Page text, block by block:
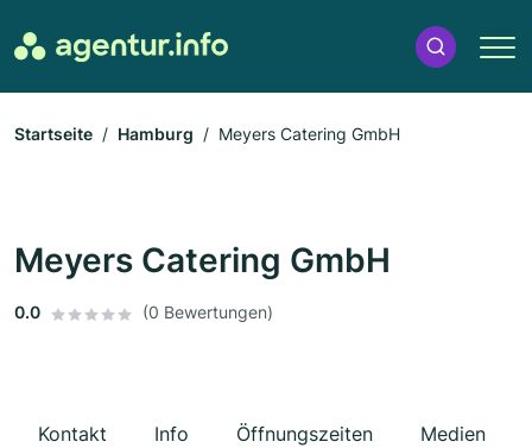
Startseite Hamburg Meyers Catering GmbH
Meyers Catering GmbH
0.0 (0 Bewertungen)
Kontakt Info Öffnungszeiten Medien